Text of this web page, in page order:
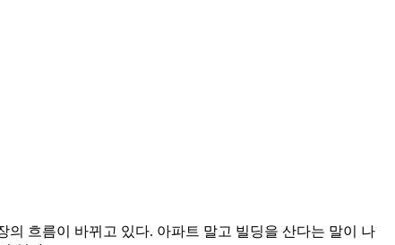
의 흐름이 바뀌고 있다. 아파트 말고 빌딩을 산다는 말이 나